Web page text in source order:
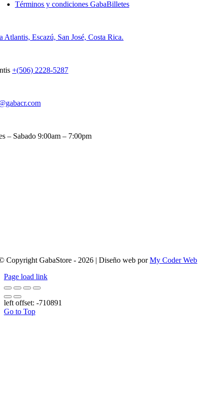
Términos y condiciones GabaBilletes
Atlantis, Escazú, San José, Costa Rica.
+(506) 2228-5287
– Sabado 9:00am – 7:00pm